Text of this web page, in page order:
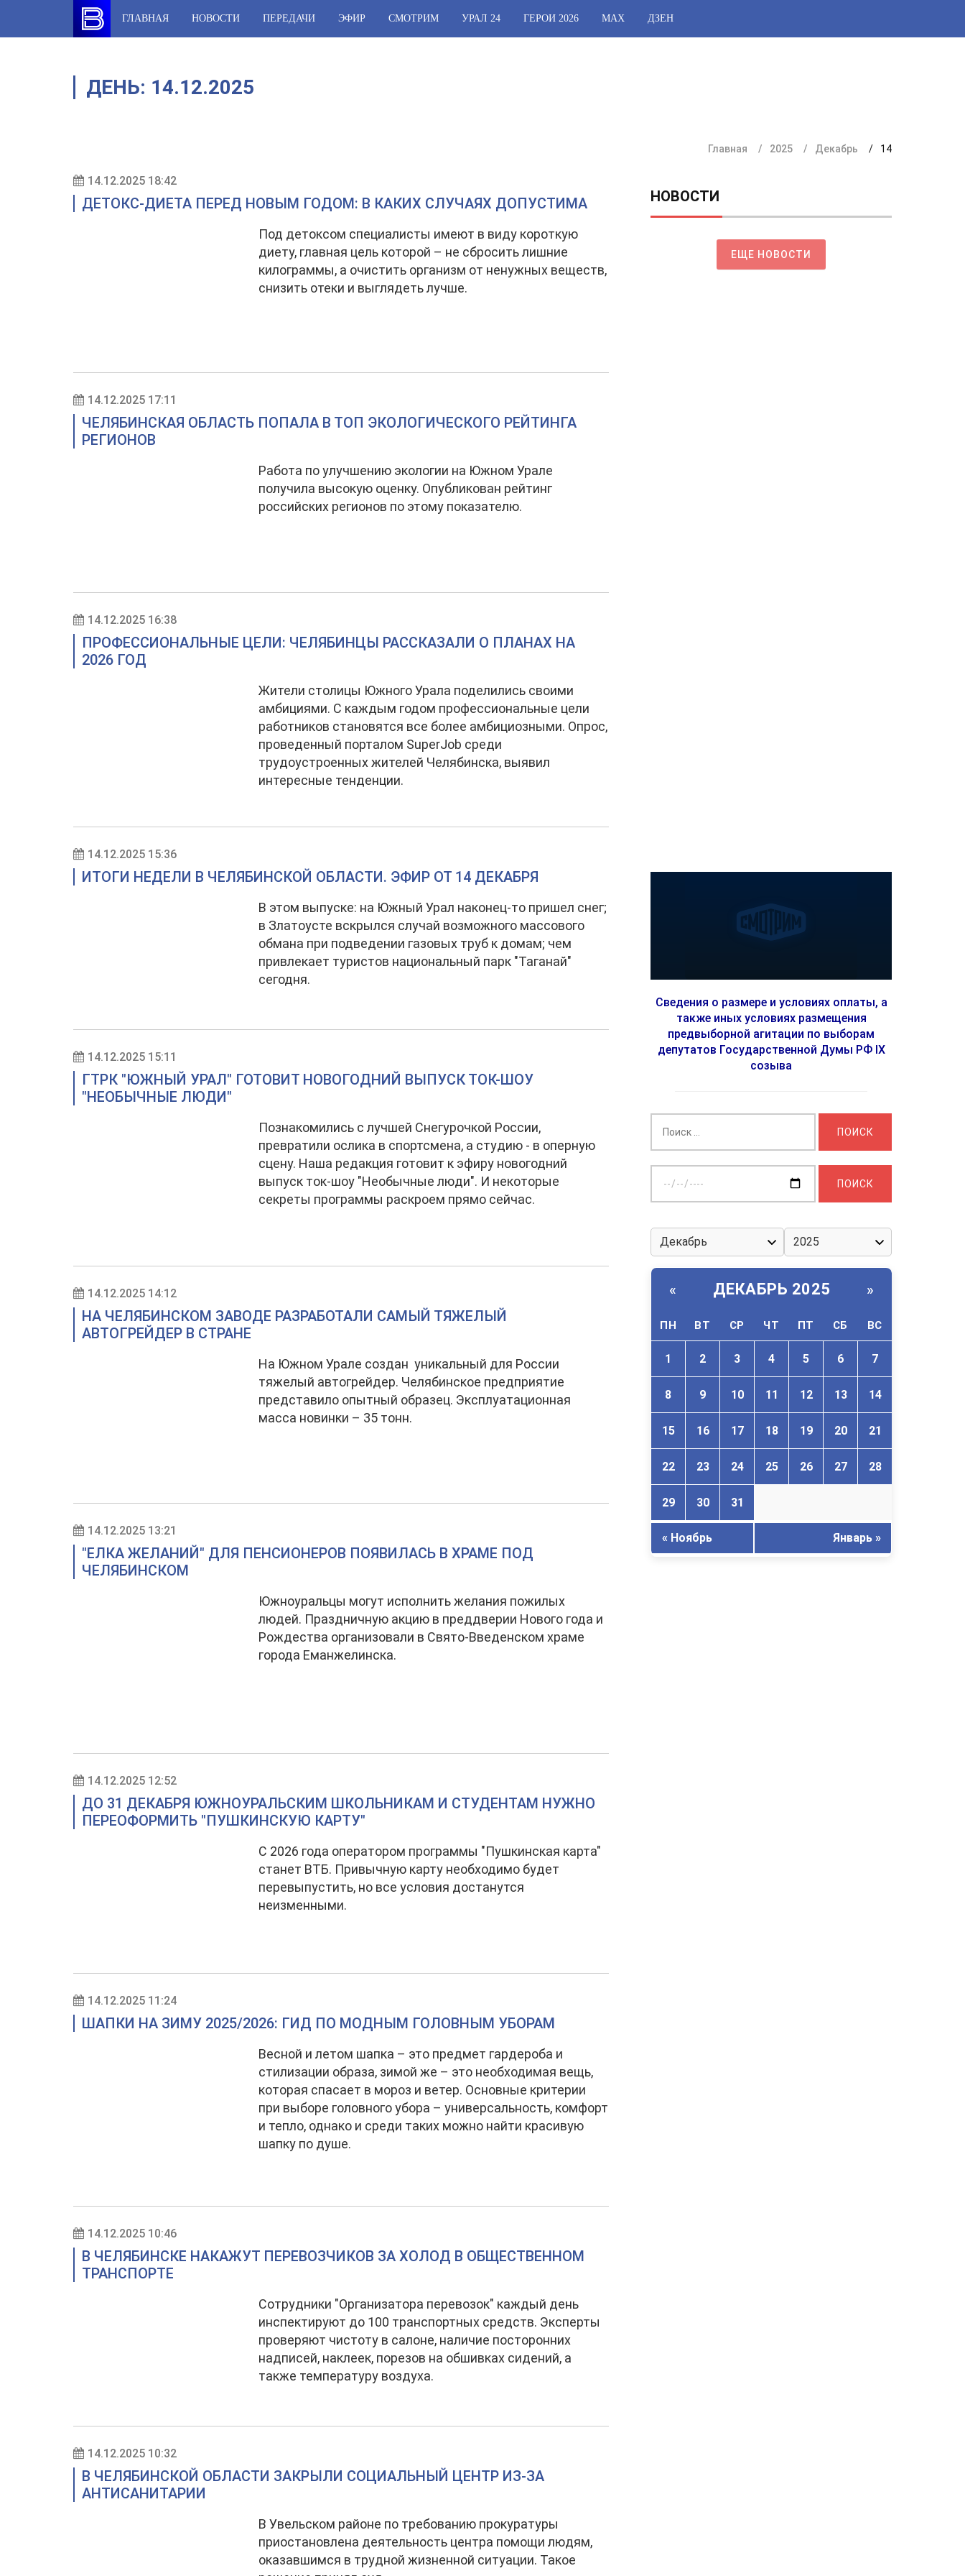
content
ГЛАВНАЯ НОВОСТИ ПЕРЕДАЧИ ЭФИР СМОТРИМ УРАЛ 24 ГЕРОИ 2026 МАХ ДЗЕН
ДЕНЬ: 14.12.2025
Главная 2025 Декабрь 14
14.12.2025 18:42
ДЕТОКС-ДИЕТА ПЕРЕД НОВЫМ ГОДОМ: В КАКИХ СЛУЧАЯХ ДОПУСТИМА
Под детоксом специалисты имеют в виду короткую
диету, главная цель которой – не сбросить лишние
килограммы, а очистить организм от ненужных веществ,
снизить отеки и выглядеть лучше.
14.12.2025 17:11
ЧЕЛЯБИНСКАЯ ОБЛАСТЬ ПОПАЛА В ТОП ЭКОЛОГИЧЕСКОГО РЕЙТИНГА
РЕГИОНОВ
Работа по улучшению экологии на Южном Урале
получила высокую оценку. Опубликован рейтинг
российских регионов по этому показателю.
14.12.2025 16:38
ПРОФЕССИОНАЛЬНЫЕ ЦЕЛИ: ЧЕЛЯБИНЦЫ РАССКАЗАЛИ О ПЛАНАХ НА
2026 ГОД
Жители столицы Южного Урала поделились своими
амбициями. С каждым годом профессиональные цели
работников становятся все более амбициозными. Опрос,
проведенный порталом SuperJob среди
трудоустроенных жителей Челябинска, выявил
интересные тенденции.
14.12.2025 15:36
ИТОГИ НЕДЕЛИ В ЧЕЛЯБИНСКОЙ ОБЛАСТИ. ЭФИР ОТ 14 ДЕКАБРЯ
В этом выпуске: на Южный Урал наконец-то пришел снег;
в Златоусте вскрылся случай возможного массового
обмана при подведении газовых труб к домам; чем
привлекает туристов национальный парк "Таганай"
сегодня.
14.12.2025 15:11
ГТРК "ЮЖНЫЙ УРАЛ" ГОТОВИТ НОВОГОДНИЙ ВЫПУСК ТОК-ШОУ
"НЕОБЫЧНЫЕ ЛЮДИ"
Познакомились с лучшей Снегурочкой России,
превратили ослика в спортсмена, а студию - в оперную
сцену. Наша редакция готовит к эфиру новогодний
выпуск ток-шоу "Необычные люди". И некоторые
секреты программы раскроем прямо сейчас.
14.12.2025 14:12
НА ЧЕЛЯБИНСКОМ ЗАВОДЕ РАЗРАБОТАЛИ САМЫЙ ТЯЖЕЛЫЙ
АВТОГРЕЙДЕР В СТРАНЕ
На Южном Урале создан уникальный для России
тяжелый автогрейдер. Челябинское предприятие
представило опытный образец. Эксплуатационная
масса новинки – 35 тонн.
14.12.2025 13:21
"ЕЛКА ЖЕЛАНИЙ" ДЛЯ ПЕНСИОНЕРОВ ПОЯВИЛАСЬ В ХРАМЕ ПОД
ЧЕЛЯБИНСКОМ
Южноуральцы могут исполнить желания пожилых
людей. Праздничную акцию в преддверии Нового года и
Рождества организовали в Свято-Введенском храме
города Еманжелинска.
14.12.2025 12:52
ДО 31 ДЕКАБРЯ ЮЖНОУРАЛЬСКИМ ШКОЛЬНИКАМ И СТУДЕНТАМ НУЖНО
ПЕРЕОФОРМИТЬ "ПУШКИНСКУЮ КАРТУ"
С 2026 года оператором программы "Пушкинская карта"
станет ВТБ. Привычную карту необходимо будет
перевыпустить, но все условия достанутся
неизменными.
14.12.2025 11:24
ШАПКИ НА ЗИМУ 2025/2026: ГИД ПО МОДНЫМ ГОЛОВНЫМ УБОРАМ
Весной и летом шапка – это предмет гардероба и
стилизации образа, зимой же – это необходимая вещь,
которая спасает в мороз и ветер. Основные критерии
при выборе головного убора – универсальность, комфорт
и тепло, однако и среди таких можно найти красивую
шапку по душе.
14.12.2025 10:46
В ЧЕЛЯБИНСКЕ НАКАЖУТ ПЕРЕВОЗЧИКОВ ЗА ХОЛОД В ОБЩЕСТВЕННОМ
ТРАНСПОРТЕ
Сотрудники "Организатора перевозок" каждый день
инспектируют до 100 транспортных средств. Эксперты
проверяют чистоту в салоне, наличие посторонних
надписей, наклеек, порезов на обшивках сидений, а
также температуру воздуха.
14.12.2025 10:32
В ЧЕЛЯБИНСКОЙ ОБЛАСТИ ЗАКРЫЛИ СОЦИАЛЬНЫЙ ЦЕНТР ИЗ-ЗА
АНТИСАНИТАРИИ
В Увельском районе по требованию прокуратуры
приостановлена деятельность центра помощи людям,
оказавшимся в трудной жизненной ситуации. Такое
НОВОСТИ
ЕЩЕ НОВОСТИ
Сведения о размере и условиях оплаты, а
также иных условиях размещения
предвыборной агитации по выборам
депутатов Государственной Думы РФ IX
созыва
дату:
« ДЕКАБРЬ 2025 »
ПН ВТ СР ЧТ ПТ СБ ВС
1 2 3 4 5 6 7
8 9 10 11 12 13 14
15 16 17 18 19 20 21
22 23 24 25 26 27 28
29 30 31
« Ноябрь Январь »